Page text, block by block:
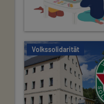
Volkssolidarität